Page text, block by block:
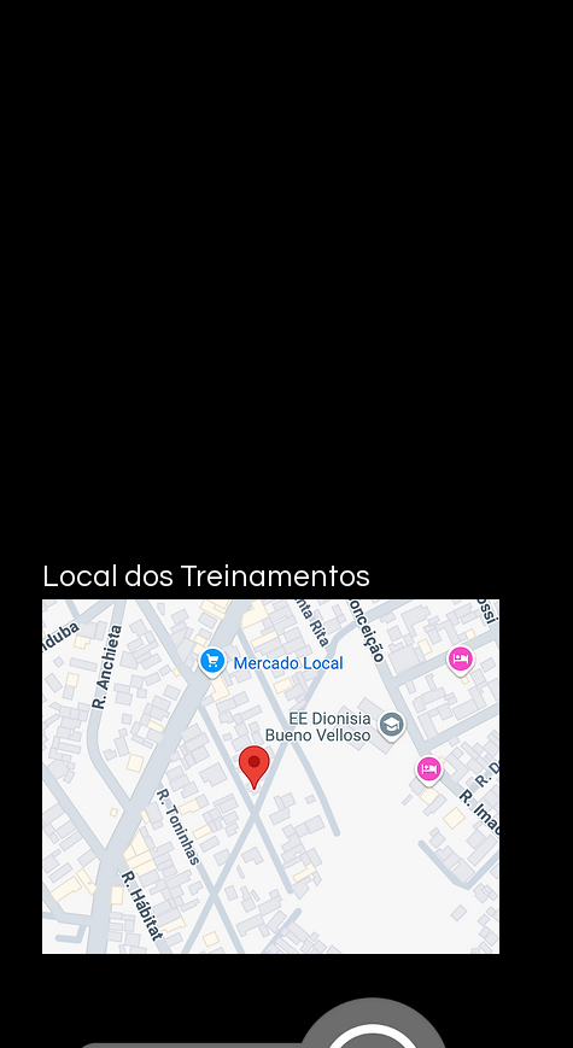
Local dos Treinamentos